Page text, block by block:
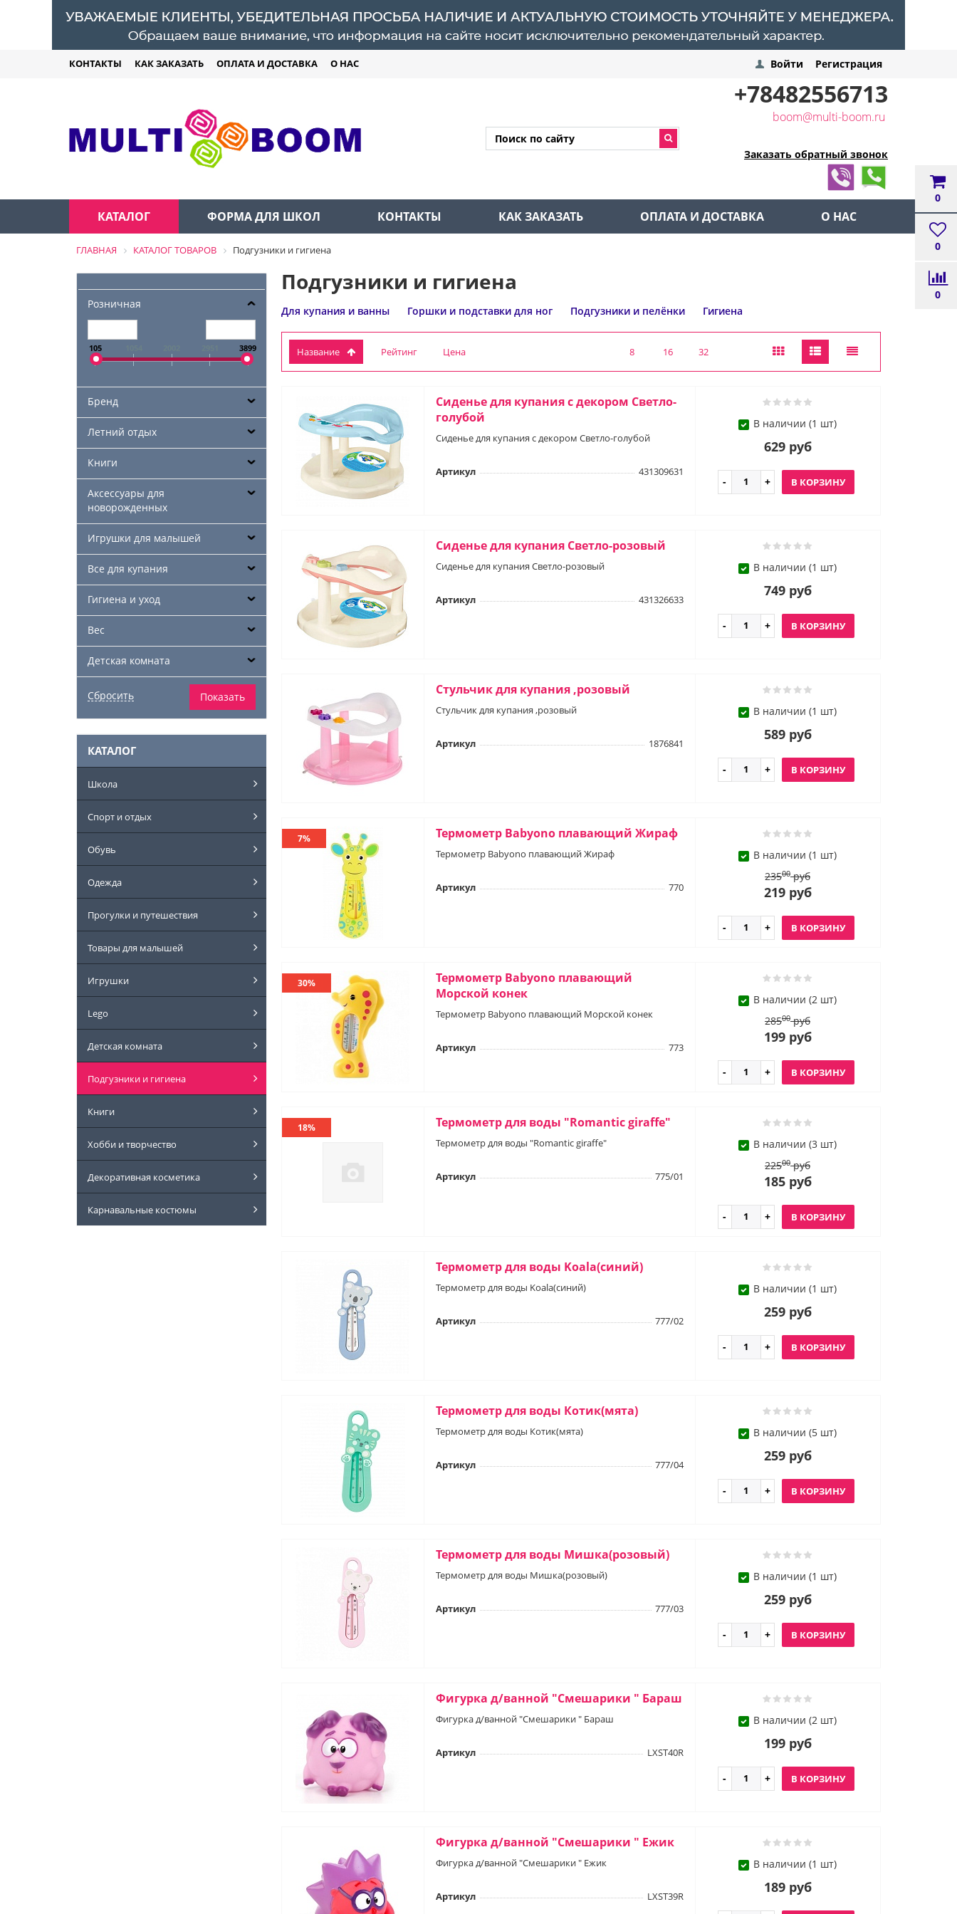
КОНТАКТЫ КАК ЗАКАЗАТЬ ОПЛАТА И ДОСТАВКА О НАС
0
0
0
Войти Регистрация
+78482556713
boom@multi-boom.ru
Заказать обратный звонок
КАТАЛОГ ФОРМА ДЛЯ ШКОЛ КОНТАКТЫ КАК ЗАКАЗАТЬ ОПЛАТА И ДОСТАВКА О НАС
ГЛАВНАЯ КАТАЛОГ ТОВАРОВ Подгузники и гигиена
Розничная
105 3899
Бренд
Летний отдых
Книги
Аксессуары для
новорожденных
Игрушки для малышей
Все для купания
Гигиена и уход
Вес
Детская комната
КАТАЛОГ
Школа
Спорт и отдых
Обувь
Одежда
Прогулки и путешествия
Товары для малышей
Игрушки
Lego
Детская комната
Подгузники и гигиена
Книги
Хобби и творчество
Декоративная косметика
Карнавальные костюмы
Подгузники и гигиена
Для купания и ванны Горшки и подставки для ног Подгузники и пелёнки Гигиена
Название Рейтинг Цена 8 16 32
Сиденье для купания с декором Светло-
голубой
Сиденье для купания с декором Светло-голубой
Артикул 431309631
В наличии (1 шт)
629 руб
В КОРЗИНУ
Сиденье для купания Светло-розовый
Сиденье для купания Светло-розовый
Артикул 431326633
В наличии (1 шт)
749 руб
В КОРЗИНУ
Стульчик для купания ,розовый
Стульчик для купания ,розовый
Артикул 1876841
В наличии (1 шт)
589 руб
В КОРЗИНУ
7% Термометр Babyono плавающий Жираф
Термометр Babyono плавающий Жираф
Артикул 770
В наличии (1 шт)
23500руб
219 руб
В КОРЗИНУ
30%
Термометр Babyono плавающий
Морской конек
Термометр Babyono плавающий Морской конек
Артикул 773
В наличии (2 шт)
28500руб
199 руб
В КОРЗИНУ
18% Термометр для воды "Romantic giraffe"
Термометр для воды "Romantic giraffe"
Артикул 775/01
В наличии (3 шт)
22500руб
185 руб
В КОРЗИНУ
Термометр для воды Koala(синий)
Термометр для воды Koala(синий)
Артикул 777/02
В наличии (1 шт)
259 руб
В КОРЗИНУ
Термометр для воды Котик(мята)
Термометр для воды Котик(мята)
Артикул 777/04
В наличии (5 шт)
259 руб
В КОРЗИНУ
Термометр для воды Мишка(розовый)
Термометр для воды Мишка(розовый)
Артикул 777/03
В наличии (1 шт)
259 руб
В КОРЗИНУ
Фигурка д/ванной "Смешарики " Бараш
Фигурка д/ванной "Смешарики " Бараш
Артикул LXST40R
В наличии (2 шт)
199 руб
В КОРЗИНУ
Фигурка д/ванной "Смешарики " Ежик
Фигурка д/ванной "Смешарики " Ежик
Артикул LXST39R
В наличии (1 шт)
189 руб